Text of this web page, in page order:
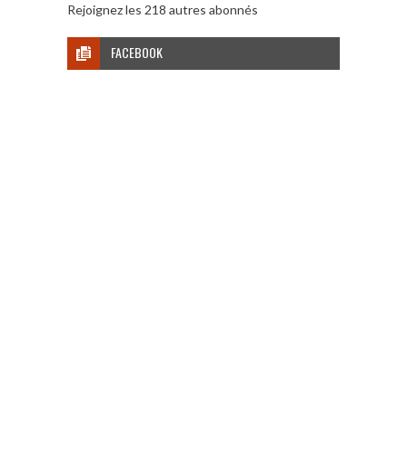
Rejoignez les 218 autres abonnés
FACEBOOK